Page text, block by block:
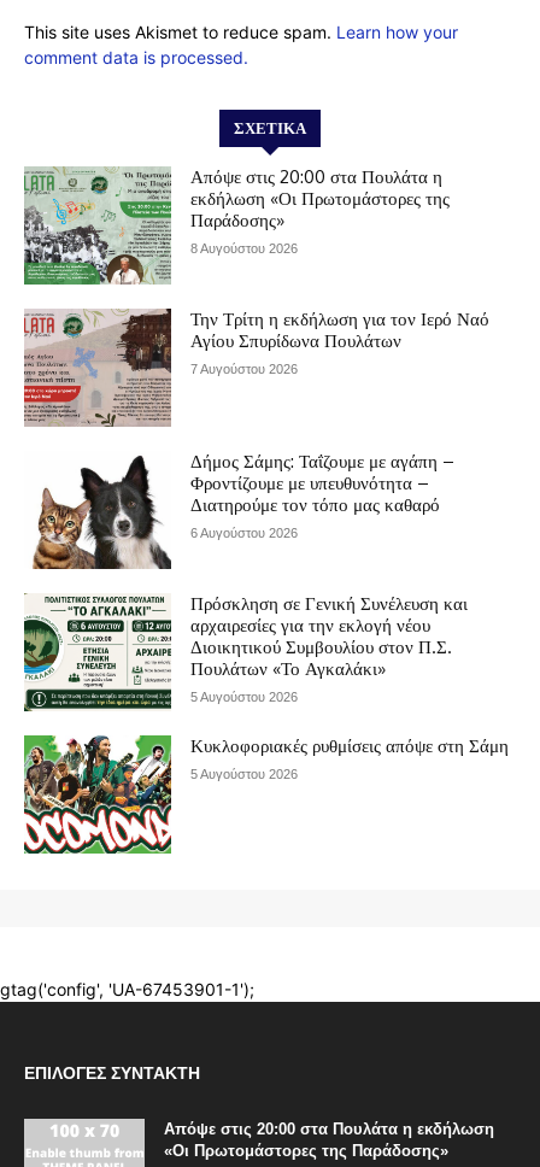
ΕΠΙΛΟΓΈΣ ΣΥΝΤΆΚΤΗ
Απόψε στις 20:00 στα Πουλάτα η εκδήλωση
«Οι Πρωτομάστορες της Παράδοσης»